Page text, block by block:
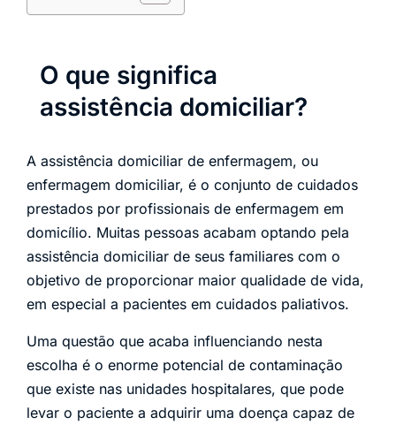
O que significa
assistência domiciliar?
A assistência domiciliar de enfermagem, ou
enfermagem domiciliar, é o conjunto de cuidados
prestados por profissionais de enfermagem em
domicílio. Muitas pessoas acabam optando pela
assistência domiciliar de seus familiares com o
objetivo de proporcionar maior qualidade de vida,
em especial a pacientes em cuidados paliativos.
Uma questão que acaba influenciando nesta
escolha é o enorme potencial de contaminação
que existe nas unidades hospitalares, que pode
levar o paciente a adquirir uma doença capaz de